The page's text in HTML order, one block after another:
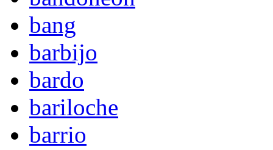
bang
barbijo
bardo
bariloche
barrio